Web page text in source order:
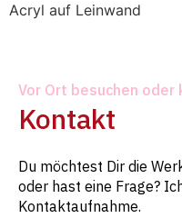
Acryl auf Leinwand
Vor Ort besuchen
Kontakt
Du möchtest Dir die
oder hast eine Frage?
Kontaktaufnahme.